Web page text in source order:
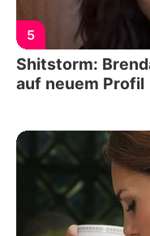
5
Shitstorm:
auf neuem Profil